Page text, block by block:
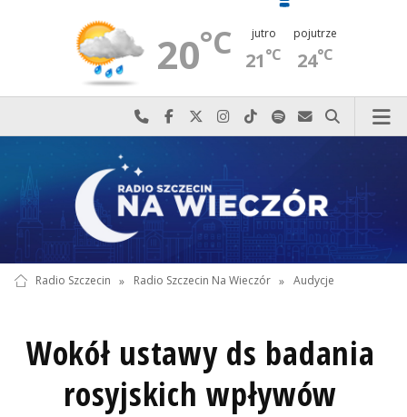
20°C jutro
21°C
pojutrze
24°C
Najlepiej po prostu do nas zadzwoń
Odwiedź nas na Facebook-u
Odwiedź nas na X
Odwiedź nas na Instagram-ie
Odwiedź nas na TikTok-u
Szukaj nas na Spotify
Wyślij do nas
Szukaj
Radio Szczecin » Radio Szczecin Na Wieczór » Audycje
Wokół ustawy ds badania
rosyjskich wpływów